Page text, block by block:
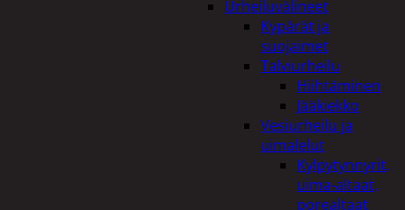
Urheiluvälineet
Kypärät ja
suojaimet
Talviurheilu
Hiihtäminen
Jääkiekko
Vesiurheilu ja
uimalelut
Kylpytynnyrit,
uima-altaat,
porealtaat